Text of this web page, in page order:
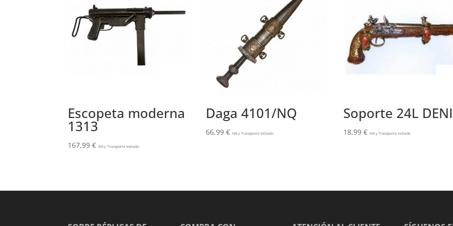
Escopeta moderna
1313
167,99€ IVA y Transporte Incluido
Daga 4101/NQ
66,99 € IVA y Transporte Incluido
Soporte 24L
18,99 € IVA y Transporte Incluido